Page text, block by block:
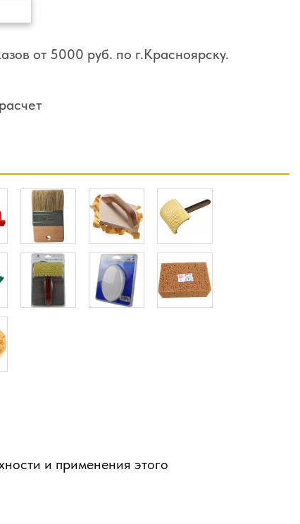
от 5000 руб. по г.Красноярску.
и применения этого